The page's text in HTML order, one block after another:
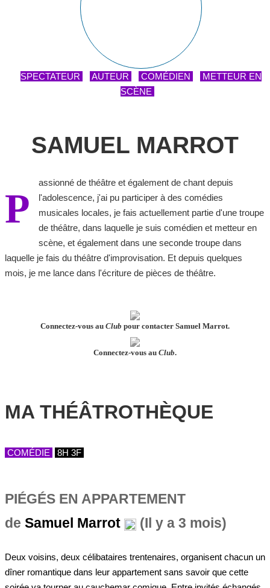
SPECTATEUR AUTEUR COMÉDIEN
METTEUR EN
SCÈNE
SAMUEL MARROT
P
assionné de théâtre et également de chant depuis
l'adolescence, j'ai pu participer à des comédies
musicales locales, je fais actuellement partie d'une troupe
de théâtre, dans laquelle je suis comédien et metteur en
scène, et également dans une seconde troupe dans
laquelle je fais du théâtre d'improvisation. Et depuis quelques
mois, je me lance dans l'écriture de pièces de théâtre.
Connectez-vous au Club pour contacter Samuel Marrot.
Connectez-vous au Club.
MA THÉÂTROTHÈQUE
COMÉDIE 8H 3F
PIÉGÉS EN APPARTEMENT
de Samuel Marrot (Il y a 3 mois)
Deux voisins, deux célibataires trentenaires, organisent chacun un
dîner romantique dans leur appartement sans savoir que cette